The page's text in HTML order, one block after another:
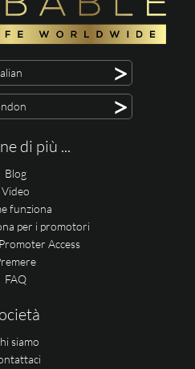
>
>
di più ...
Blog
Video
funziona
per i promotori
Access
FAQ
siamo